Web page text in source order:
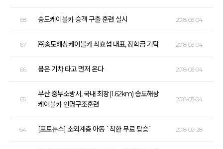
68 송도케이블카 승객 구출 훈련 실시 2018-03-04
67 ㈜송도해상케이블카 최효섭 대표, 장학금 기탁 2018-03-04
66 봄은 기차 타고 먼저 온다 2018-03-04
65
부산 중부소방서, 국내 최장(1.62km) 송도해상
케이블카 인명구조훈련
2018-03-04
64 [포토뉴스] 소외계층 아동 `착한 무료 탑승` 2018-02-28